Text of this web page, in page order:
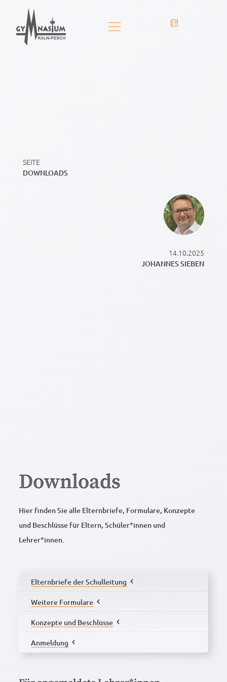
SEITE
DOWNLOADS
14.10.2025
JOHANNES SIEBEN
Downloads
Hier finden Sie alle Elternbriefe, Formulare, Konzepte
und Beschlüsse für Eltern, Schüler*innen und
Lehrer*innen.
Elternbriefe der Schulleitung
241029 Elternbrief Elternsprechtag
Weitere Formulare
Gymnasium Köln-Pesch (08/2023)
Konzepte und Beschlüsse
Schulprogramm (01/2018)
Anmeldung